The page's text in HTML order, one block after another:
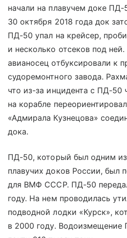
начали на плавучем доке ПД-
30 октября 2018 года док
ПД-50 упал на крейсер,
и несколько отсеков под
авианосец отбуксировали к
судоремонтного завода.
что из-за инцидента с ПД-50
на корабле
«Адмирала Кузнецова»
дока.
ПД-50, который был одним
плавучих доков России, был
для ВМФ СССР. ПД-50
году. На нем проводилась
подводной лодки «Курск»,
в 2000 году. Водоизмещение